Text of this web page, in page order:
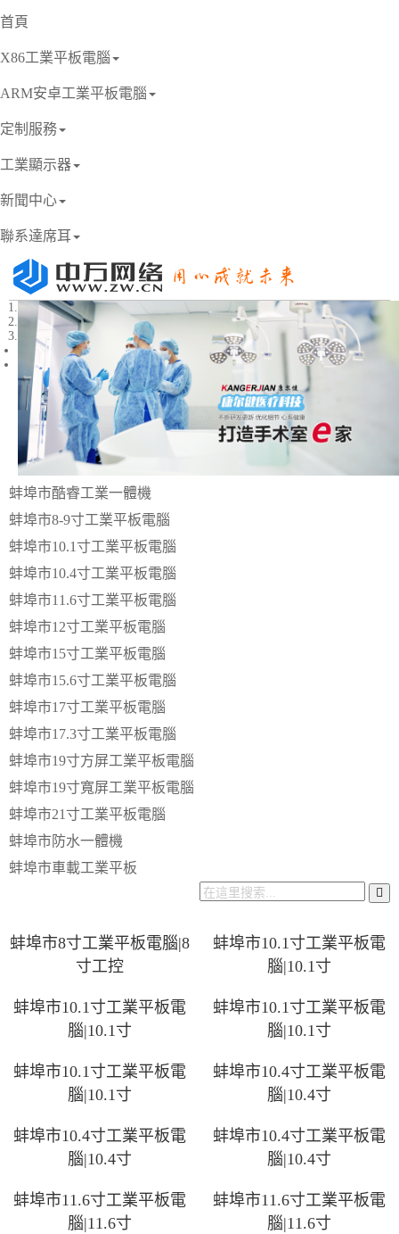
首頁
X86工業平板電腦
ARM安卓工業平板電腦
定制服務
工業顯示器
新聞中心
聯系達席耳
2
Previous
Next
蚌埠市酷睿工業一體機
蚌埠市8-9寸工業平板電腦
蚌埠市10.1寸工業平板電腦
蚌埠市10.4寸工業平板電腦
蚌埠市11.6寸工業平板電腦
蚌埠市12寸工業平板電腦
蚌埠市15寸工業平板電腦
蚌埠市15.6寸工業平板電腦
蚌埠市17寸工業平板電腦
蚌埠市17.3寸工業平板電腦
蚌埠市19寸方屏工業平板電腦
蚌埠市19寸寬屏工業平板電腦
蚌埠市21寸工業平板電腦
蚌埠市防水一體機
蚌埠市車載工業平板
蚌埠市8寸工業平板電腦|8
寸工控
蚌埠市10.1寸工業平板電
腦|10.1寸
蚌埠市10.1寸工業平板電
腦|10.1寸
蚌埠市10.1寸工業平板電
腦|10.1寸
蚌埠市10.1寸工業平板電
腦|10.1寸
蚌埠市10.4寸工業平板電
腦|10.4寸
蚌埠市10.4寸工業平板電
腦|10.4寸
蚌埠市10.4寸工業平板電
腦|10.4寸
蚌埠市11.6寸工業平板電
腦|11.6寸
蚌埠市11.6寸工業平板電
腦|11.6寸